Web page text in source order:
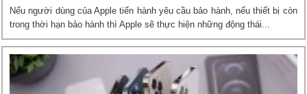
Nếu người dùng của Apple tiến hành yêu cầu bảo hành, nếu thiết bị còn
trong thời hạn bảo hành thì Apple sẽ thực hiện những động thái...